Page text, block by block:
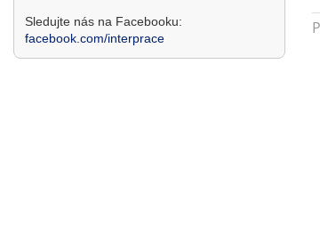
Sledujte nás na Facebooku:
facebook.com/interprace